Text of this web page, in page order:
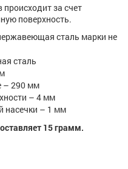
за счет
поверхность.
сталь марки не
сталь
– 290 мм
– 4 мм
насечки – 1 мм
15 грамм.